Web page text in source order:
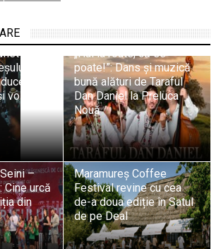
în
trei
voie
„Hai la roate, că se
poate!”: Dans și muzică
bună alături de Taraful
Dan Daniel la Preluca
Nouă
–
Cine urcă
din
Maramureș Coffee
Festival revine cu cea
de-a doua ediție în Satul
de pe Deal